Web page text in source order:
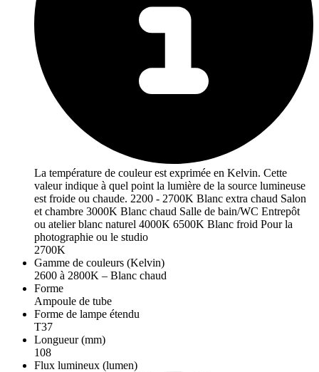
La température de couleur est exprimée en Kelvin. Cette
valeur indique à quel point la lumière de la source lumineuse
est froide ou chaude. 2200 - 2700K Blanc extra chaud Salon
et chambre 3000K Blanc chaud Salle de bain/WC Entrepôt
ou atelier blanc naturel 4000K 6500K Blanc froid Pour la
photographie ou le studio
2700K
Gamme de couleurs (Kelvin)
2600 à 2800K – Blanc chaud
Forme
Ampoule de tube
Forme de lampe étendu
T37
Longueur (mm)
108
Flux lumineux (lumen)